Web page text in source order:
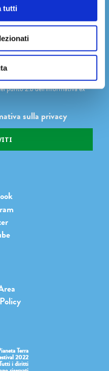
tutti
punto 2.b dell'informativa ex
sulla privacy
Terra
2022
i diritti